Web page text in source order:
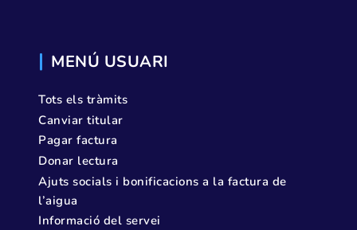
MENÚ USUARI
Tots els tràmits
Canviar titular
Pagar factura
Donar lectura
Ajuts socials i bonificacions a la factura de
l’aigua
Informació del servei